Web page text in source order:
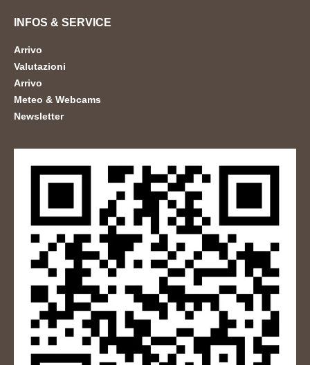
INFOS & SERVICE
Arrivo
Valutazioni
Arrivo
Meteo & Webcams
Newsletter